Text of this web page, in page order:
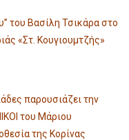
του Βασίλη Τσικάρα στο
«Στ. Κουγιουμτζής»
παρουσιάζει την
του Μάριου
της Κορίνας